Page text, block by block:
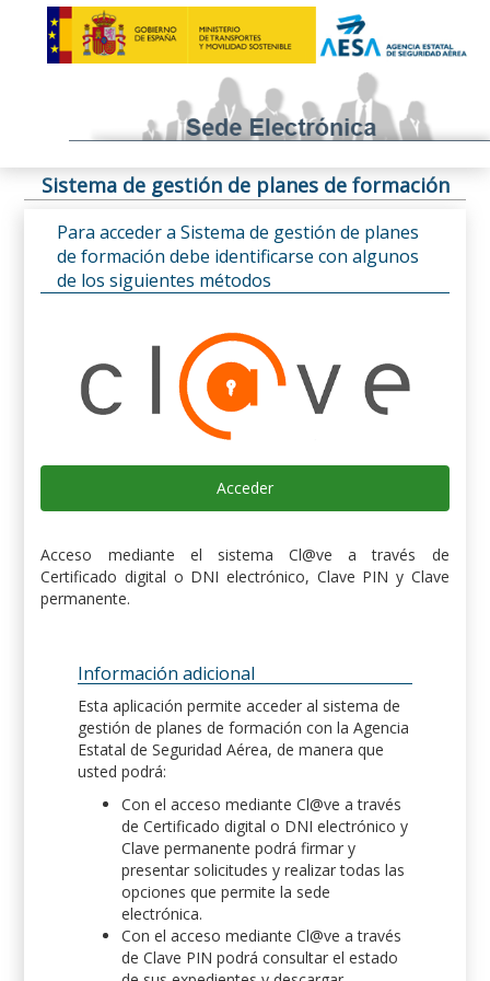
Sistema de gestión de planes de formación
Para acceder a Sistema de gestión de planes
de formación debe identificarse con algunos
de los siguientes métodos
Acceder
Acceso mediante el sistema Cl@ve a través de
Certificado digital o DNI electrónico, Clave PIN y Clave
permanente.
Información adicional
Esta aplicación permite acceder al sistema de
gestión de planes de formación con la Agencia
Estatal de Seguridad Aérea, de manera que
usted podrá:
Con el acceso mediante Cl@ve a través
de Certificado digital o DNI electrónico y
Clave permanente podrá firmar y
presentar solicitudes y realizar todas las
opciones que permite la sede
electrónica.
Con el acceso mediante Cl@ve a través
de Clave PIN podrá consultar el estado